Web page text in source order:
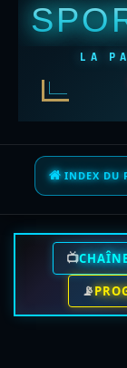
LA
INDEX DU
📺
📡